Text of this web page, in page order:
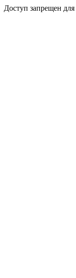
Доступ запрещен